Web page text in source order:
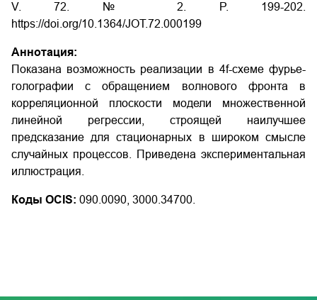
V. 72. № 2. P. 199-202.
https://doi.org/10.1364/JOT.72.000199
Аннотация:
Показана возможность реализации в 4f-схеме фурье-
голографии с обращением волнового фронта в
корреляционной плоскости модели множественной
линейной регрессии, строящей наилучшее
предсказание для стационарных в широком смысле
случайных процессов. Приведена экспериментальная
иллюстрация.
Коды OCIS: 090.0090, 3000.34700.